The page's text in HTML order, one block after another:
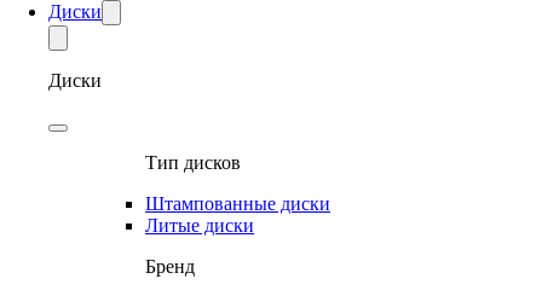
Диски
Диски
Тип дисков
Штампованные диски
Литые диски
Бренд